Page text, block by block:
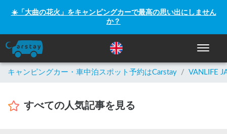
☀️「大曲の花火」をキャンピングカーで最高の思い出にしません
か？
ナビゲ
キャンピングカー・車中泊スポット予約はCarstay / VANLIFE
すべての人気記事を見る